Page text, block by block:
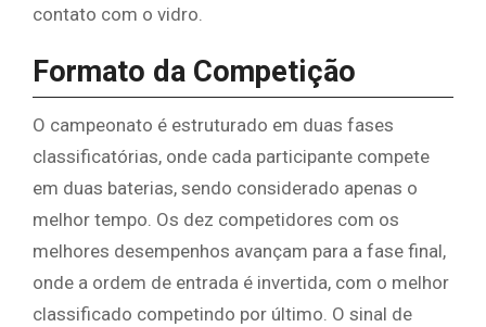
contato com o vidro.
Formato da Competição
O campeonato é estruturado em duas fases
classificatórias, onde cada participante compete
em duas baterias, sendo considerado apenas o
melhor tempo. Os dez competidores com os
melhores desempenhos avançam para a fase final,
onde a ordem de entrada é invertida, com o melhor
classificado competindo por último. O sinal de